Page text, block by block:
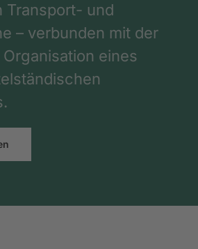
Transport- und
– verbunden mit der
eines